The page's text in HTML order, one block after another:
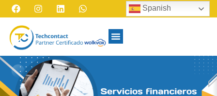
Spanish